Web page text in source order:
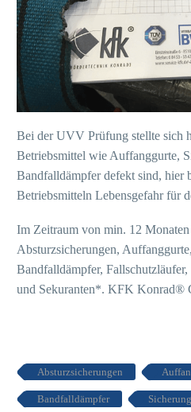
Bei der UVV Prüfung stellte sich
Betriebsmittel wie Auffanggurte,
Bandfalldämpfer defekt sind, hier
Betriebsmitteln Lebensgefahr für
Im Zeitraum von min. 12
Absturzsicherungen,
Bandfalldämpfer,
und Sekuranten*. KFK Konrad®
Absturzsicherungen
Bandfalldämpfer